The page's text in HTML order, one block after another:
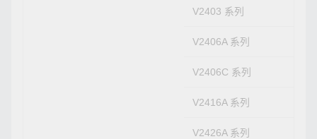
V2403 系列
V2406A 系列
V2406C 系列
V2416A 系列
V2426A 系列